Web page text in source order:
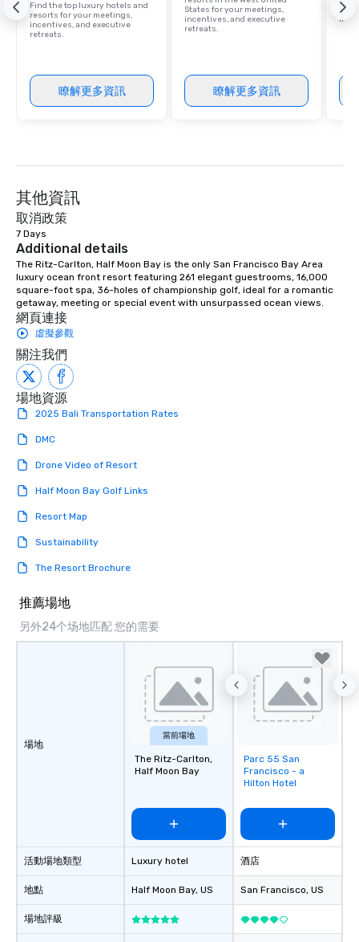
Find the top luxury hotels and
resorts for your meetings,
incentives, and executive
retreats.
瞭解更多資訊
States for your meetings,
incentives, and executive
retreats.
瞭解更多資訊
其他資訊
取消政策
7 Days
Additional details
The Ritz-Carlton, Half Moon Bay is the only San Francisco Bay Area
luxury ocean front resort featuring 261 elegant guestrooms, 16,000
square-foot spa, 36-holes of championship golf, ideal for a romantic
getaway, meeting or special event with unsurpassed ocean views.
網頁連接
虛擬參觀
關注我們
場地資源
2025 Bali Transportation Rates
DMC
Drone Video of Resort
Half Moon Bay Golf Links
Resort Map
Sustainability
The Resort Brochure
推薦場地
另外24个场地匹配 您的需要
場地
活動場地類型
地點
場地評級
當前場地
The Ritz-Carlton,
Half Moon Bay
Luxury hotel
Half Moon Bay, US
Removed from
favorites
Parc 55 San
Francisco - a
Hilton Hotel
酒店
San Francisco, US